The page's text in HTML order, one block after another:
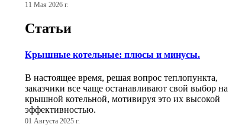
11 Мая 2026 г.
Статьи
Крышные котельные: плюсы и минусы.
В настоящее время, решая вопрос теплопункта,
заказчики все чаще останавливают свой выбор на
крышной котельной, мотивируя это их высокой
эффективностью.
01 Августа 2025 г.